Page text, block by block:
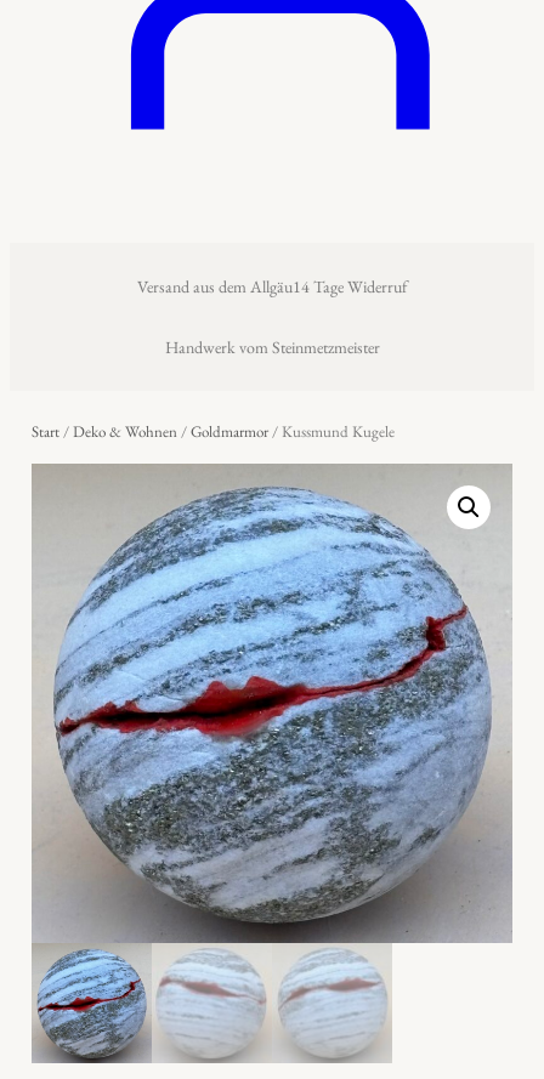
Versand aus dem Allgäu14 Tage Widerruf
Handwerk vom Steinmetzmeister
Start/Deko & Wohnen/Goldmarmor/ Kussmund Kugele